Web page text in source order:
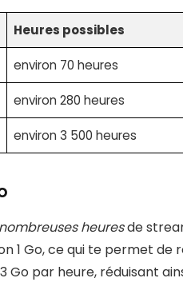
Heures possibles
environ 70 heures
environ 280 heures
environ 3 500 heures
nombreuses heuresde
1 Go, ce qui te permet de
Go par heure, réduisant